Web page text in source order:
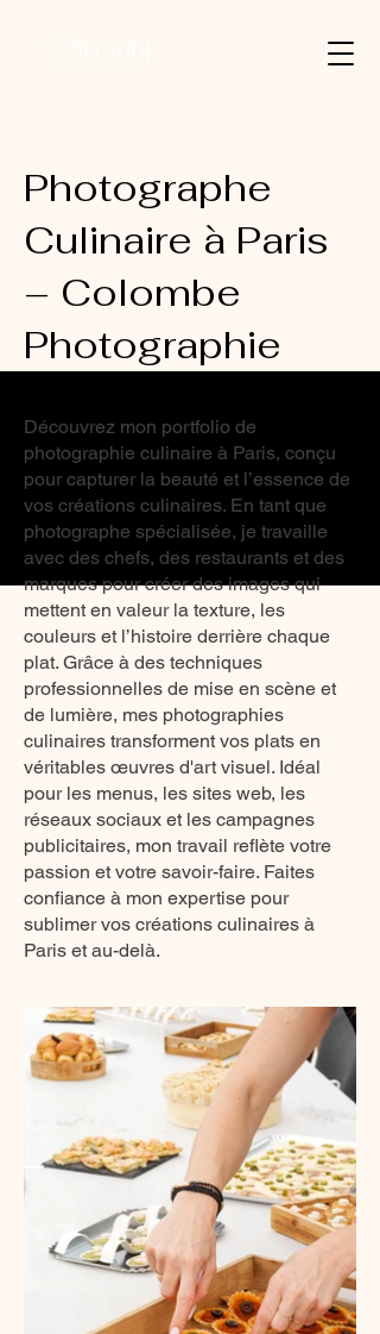
Photographe
Culinaire à Paris
– Colombe
Photographie
Découvrez mon portfolio de
photographie culinaire à Paris, conçu
pour capturer la beauté et l’essence de
vos créations culinaires. En tant que
photographe spécialisée, je travaille
avec des chefs, des restaurants et des
marques pour créer des images qui
mettent en valeur la texture, les
couleurs et l’histoire derrière chaque
plat. Grâce à des techniques
professionnelles de mise en scène et
de lumière, mes photographies
culinaires transforment vos plats en
véritables œuvres d'art visuel. Idéal
pour les menus, les sites web, les
réseaux sociaux et les campagnes
publicitaires, mon travail reflète votre
passion et votre savoir-faire. Faites
confiance à mon expertise pour
sublimer vos créations culinaires à
Paris et au-delà.